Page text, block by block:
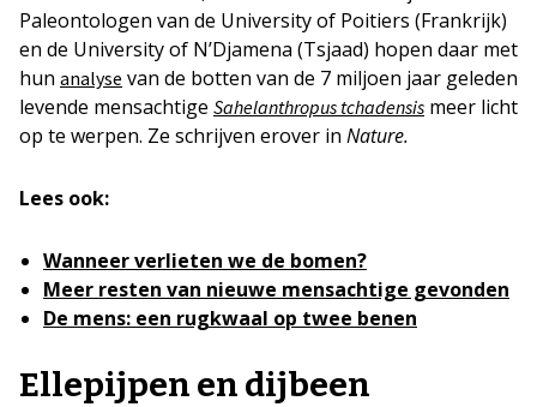
Paleontologen van de University of Poitiers (Frankrijk)
en de University of N’Djamena (Tsjaad) hopen daar met
hun analyse van de botten van de 7 miljoen jaar geleden
levende mensachtige Sahelanthropus tchadensis meer licht
op te werpen. Ze schrijven erover in Nature.
Lees ook:
Wanneer verlieten we de bomen?
Meer resten van nieuwe mensachtige gevonden
De mens: een rugkwaal op twee benen
Ellepijpen en dijbeen